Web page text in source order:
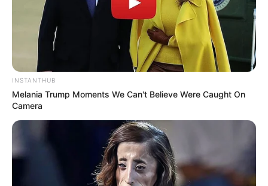
Serem! 9 Chat Ojek Online &
Pelanggan Ini Bikin Auto
Merinding
INSTANTHUB
Melania Trump Moments We Can't Believe Were Caught On
Camera